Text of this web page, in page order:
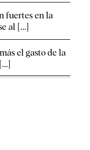
fuertes en la
al [...]
el gasto de la